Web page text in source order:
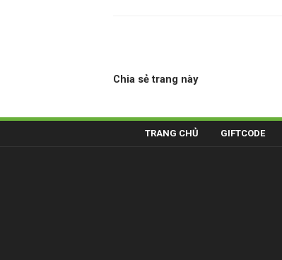
Chia sẻ trang này
TRANG CHỦ GIFTCODE